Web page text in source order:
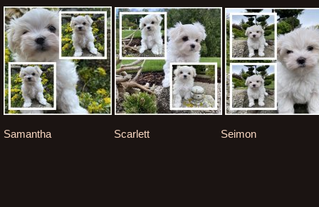
Samantha Scarlett Seimon